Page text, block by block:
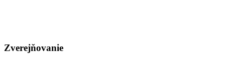
Zverejňovanie